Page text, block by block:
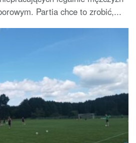
Partia chce to zrobić,...